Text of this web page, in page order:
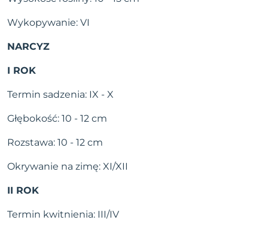
Wykopywanie: VI
NARCYZ
I ROK
Termin sadzenia: IX - X
Głębokość: 10 - 12 cm
Rozstawa: 10 - 12 cm
Okrywanie na zimę: XI/XII
II ROK
Termin kwitnienia: III/IV